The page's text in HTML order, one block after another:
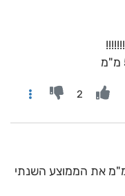
2
ירושלים כבר עקפה בכמעט 8 מ"מ את הממוצע השנתי